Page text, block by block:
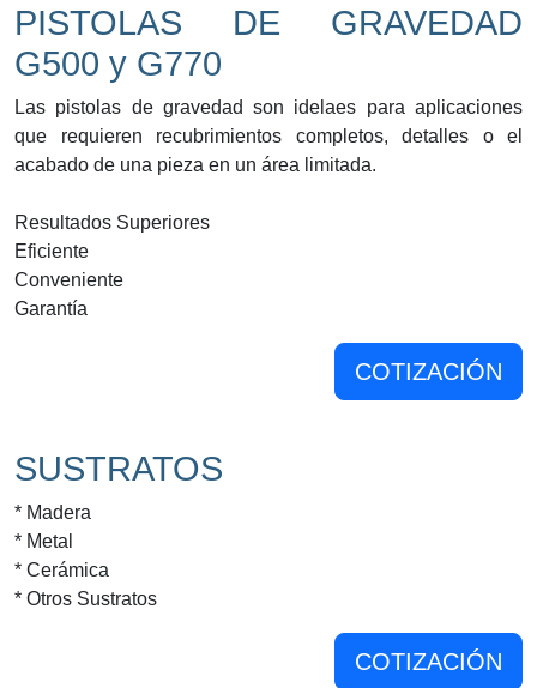
PISTOLAS DE GRAVEDAD
G500 y G770
Las pistolas de gravedad son idelaes para aplicaciones
que requieren recubrimientos completos, detalles o el
acabado de una pieza en un área limitada.
Resultados Superiores
Eficiente
Conveniente
Garantía
COTIZACIÓN
SUSTRATOS
* Madera
* Metal
* Cerámica
* Otros Sustratos
COTIZACIÓN